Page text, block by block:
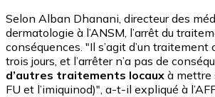
Selon Alban Dhanani, directeur des
dermatologie à l’ANSM, l’arrêt du
conséquences. "Il s’agit d’un traitement
trois jours, et l’arrêter n’a pas de
d’autres traitements locaux à mettre
FU et l’imiquinod)", a-t-il expliqué à